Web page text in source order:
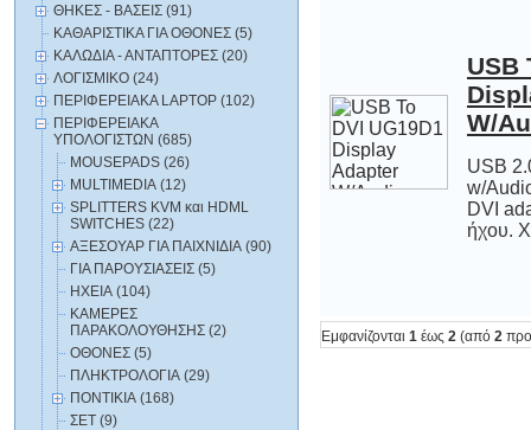
ΘΗΚΕΣ - ΒΑΣΕΙΣ (91)
ΚΑΘΑΡΙΣΤΙΚΑ ΓΙΑ ΟΘΟΝΕΣ (5)
ΚΑΛΩΔΙΑ - ΑΝΤΑΠΤΟΡΕΣ (20)
ΛΟΓΙΣΜΙΚΟ (24)
ΠΕΡΙΦΕΡΕΙΑΚΑ LAPTOP (102)
ΠΕΡΙΦΕΡΕΙΑΚΑ
ΥΠΟΛΟΓΙΣΤΩΝ (685)
MOUSEPADS (26)
MULTIMEDIA (12)
SPLITTERS KVM και HDML
SWITCHES (22)
ΑΞΕΣΟΥΑΡ ΓΙΑ ΠΑΙΧΝΙΔΙΑ (90)
ΓΙΑ ΠΑΡΟΥΣΙΑΣΕΙΣ (5)
ΗΧΕΙΑ (104)
ΚΑΜΕΡΕΣ
ΠΑΡΑΚΟΛΟΥΘΗΣΗΣ (2)
ΟΘΟΝΕΣ (5)
ΠΛΗΚΤΡΟΛΟΓΙΑ (29)
ΠΟΝΤΙΚΙΑ (168)
ΣΕΤ (9)
USB
W/
USB
w/
DVI
ήχου.
Εμφανίζονται 1 έως 2 (από 2